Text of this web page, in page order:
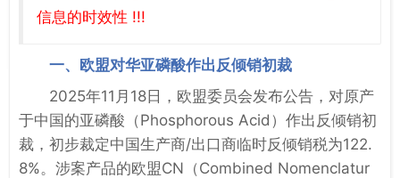
信息的时效性 !!!
一、欧盟对华亚磷酸作出反倾销初裁
2025年11月18日，欧盟委员会发布公告，对原产
于中国的亚磷酸（Phosphorous Acid）作出反倾销初
裁，初步裁定中国生产商/出口商临时反倾销税为122.
8%。涉案产品的欧盟CN（Combined Nomenclatur